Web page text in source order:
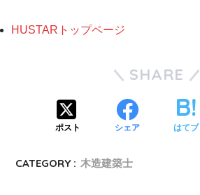
HUSTARトップページ
SHARE
ポスト シェア はてブ
CATEGORY : 木造建築士